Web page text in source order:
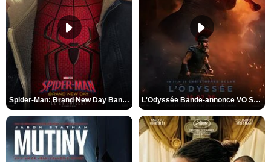
Spider-Man: Brand New Day Bande-annonce VO STFR L'Odyssée Bande-annonce VO STFR